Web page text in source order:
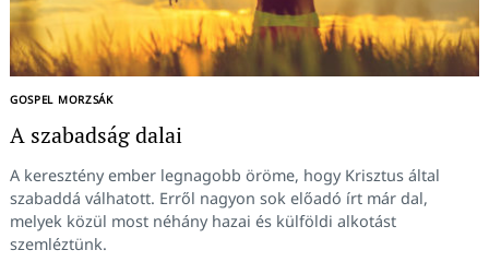
GOSPEL MORZSÁK
A szabadság dalai
A keresztény ember legnagobb öröme, hogy Krisztus által
szabaddá válhatott. Erről nagyon sok előadó írt már dal,
melyek közül most néhány hazai és külföldi alkotást
szemléztünk.